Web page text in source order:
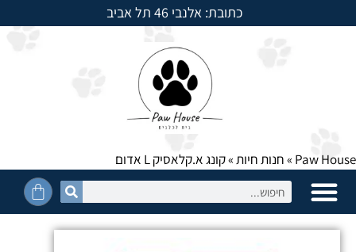
כתובת: אלנבי 46 תל אביב
למשלוחים חייגו: 054-5950525
Paw House
»חנות חיות»קונג א.קלאסיק L אדום